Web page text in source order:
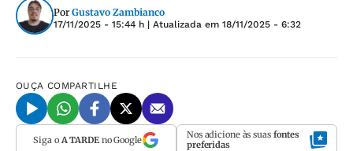
Por Gustavo Zambianco
17/11/2025 - 15:44 h | Atualizada em 18/11/2025 - 6:32
OUÇA COMPARTILHE
Siga o A TARDEno Google Nos adicione às suas fontes
preferidas